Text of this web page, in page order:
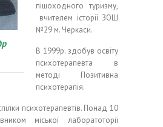
пішоходного туризму,
вчителем історії ЗОШ
№29 м. Черкаси.
В 1999р. здобув освіту
психотерапевта в
методі Позитивна
психотерапія.
психотерапевтів. Понад 10
міської лаборатоторії